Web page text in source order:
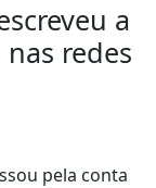
a
redes
pela conta